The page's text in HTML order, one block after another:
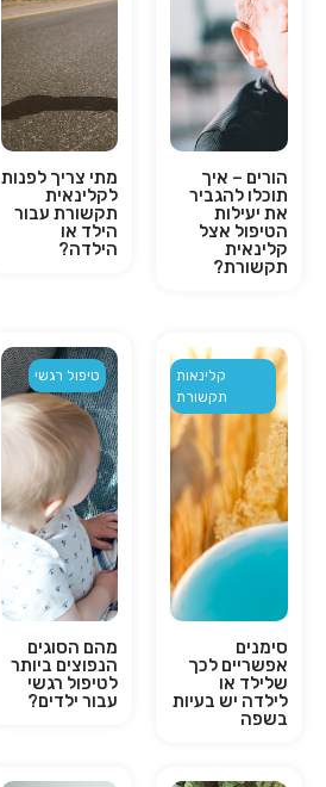
הורים – איך
תוכלו להגביר
את יעילות
הטיפול אצל
קלינאית
תקשורת?
מתי צריך לפנות
לקלינאית
תקשורת עבור
הילד או
הילדה?
קלינאות
תקשורת
סימנים
אפשריים לכך
שלילד או
לילדה יש בעיות
בשפה
טיפול רגשי
מהם הסוגים
הנפוצים ביותר
לטיפול רגשי
עבור ילדים?